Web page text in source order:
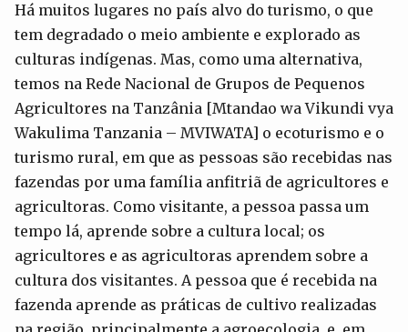
Há muitos lugares no país alvo do turismo, o que
tem degradado o meio ambiente e explorado as
culturas indígenas. Mas, como uma alternativa,
temos na Rede Nacional de Grupos de Pequenos
Agricultores na Tanzânia [Mtandao wa Vikundi vya
Wakulima Tanzania – MVIWATA] o ecoturismo e o
turismo rural, em que as pessoas são recebidas nas
fazendas por uma família anfitriã de agricultores e
agricultoras. Como visitante, a pessoa passa um
tempo lá, aprende sobre a cultura local; os
agricultores e as agricultoras aprendem sobre a
cultura dos visitantes. A pessoa que é recebida na
fazenda aprende as práticas de cultivo realizadas